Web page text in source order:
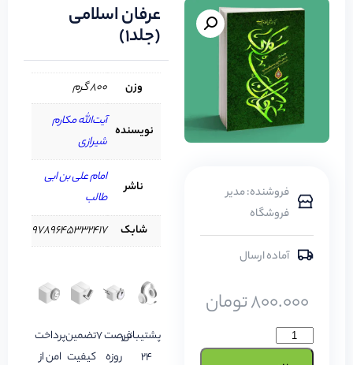
فروشنده: مدیر
فروشگاه
آماده ارسال
800.000تومان
عرفان اسلامی
(جلد1)
وزن 800 گرم
نویسنده
آیت‌الله مکارم
شیرازی
ناشر
امام علی بن ابی
طالب
شابک
9789645332417
پشتیبانی
24
فرصت 7
روزه
تضمین
کیفیت
پرداخت
امن از